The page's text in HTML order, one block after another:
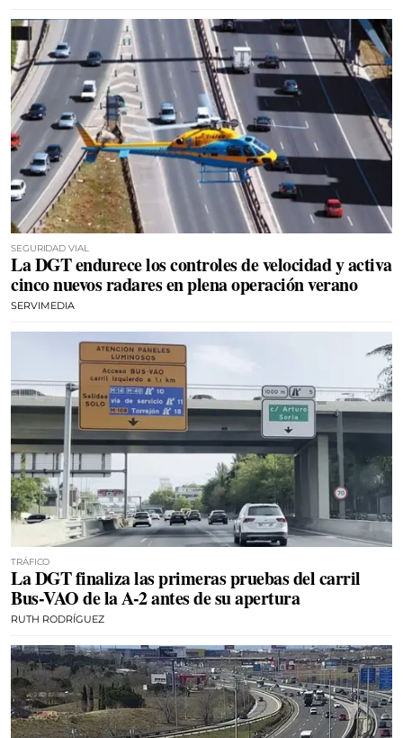
SEGURIDAD VIAL
La DGT endurece los controles de velocidad y activa
cinco nuevos radares en plena operación verano
SERVIMEDIA
TRÁFICO
La DGT finaliza las primeras pruebas del carril
Bus-VAO de la A-2 antes de su apertura
RUTH RODRÍGUEZ